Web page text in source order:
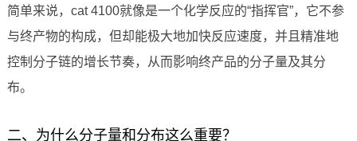
简单来说，cat 4100就像是一个化学反应的“指挥官”，它不参
与终产物的构成，但却能极大地加快反应速度，并且精准地
控制分子链的增长节奏，从而影响终产品的分子量及其分
布。
二、为什么分子量和分布这么重要？